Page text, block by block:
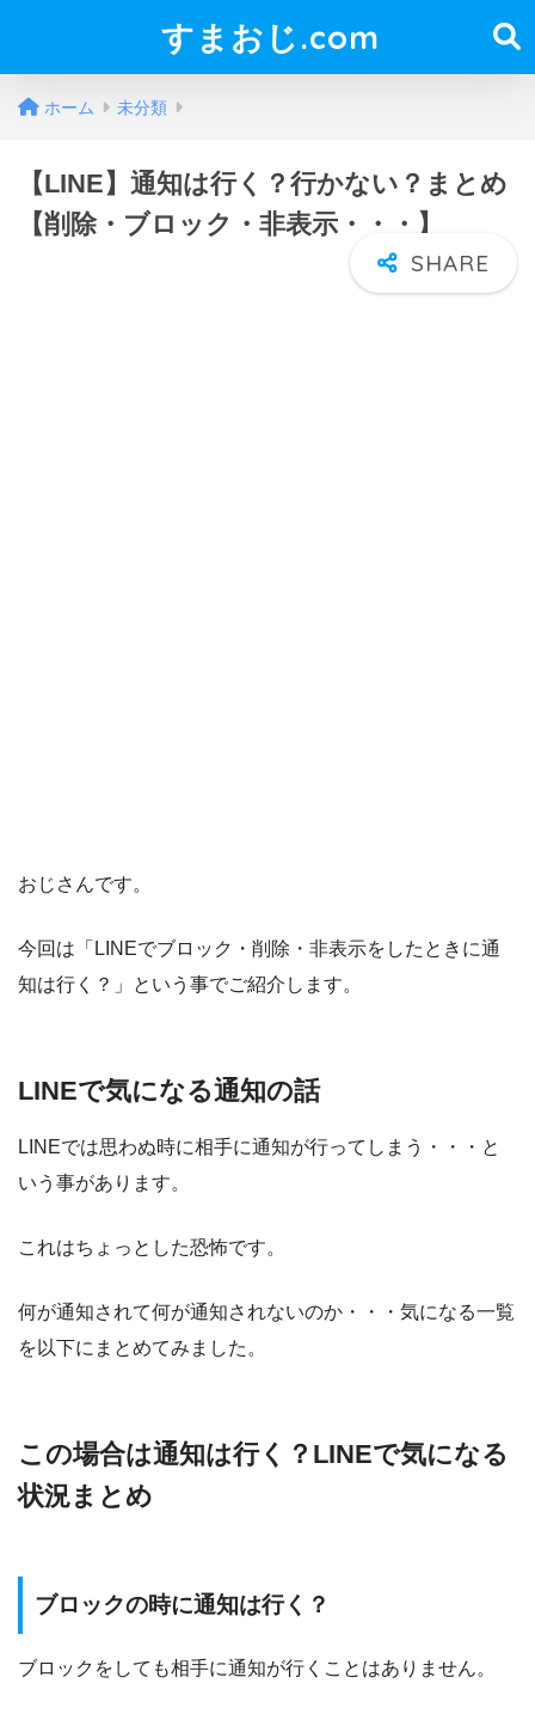
すまおじ.com
ホーム 未分類
【LINE】通知は行く？行かない？まとめ
【削除・ブロック・非表示・・・】
おじさんです。
今回は「LINEでブロック・削除・非表示をしたときに通
知は行く？」という事でご紹介します。
LINEで気になる通知の話
LINEでは思わぬ時に相手に通知が行ってしまう・・・と
いう事があります。
これはちょっとした恐怖です。
何が通知されて何が通知されないのか・・・気になる一覧
を以下にまとめてみました。
この場合は通知は行く？LINEで気になる
状況まとめ
ブロックの時に通知は行く？
ブロックをしても相手に通知が行くことはありません。